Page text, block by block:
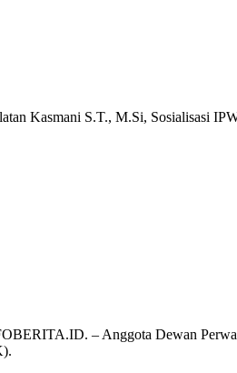
Kasmani S.T., M.Si, Sosialisasi
– Anggota Dewan